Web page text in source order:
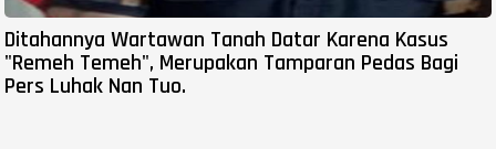
Ditahannya Wartawan Tanah Datar Karena Kasus
"Remeh Temeh", Merupakan Tamparan Pedas Bagi
Pers Luhak Nan Tuo.